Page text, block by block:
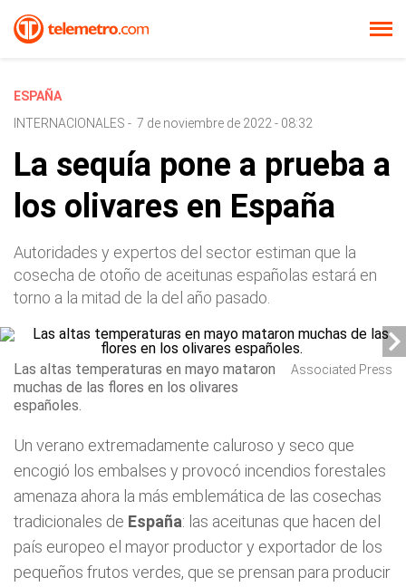
ESPAÑA
INTERNACIONALES - 7 de noviembre de 2022 - 08:32
La sequía pone a prueba a
los olivares en España
Autoridades y expertos del sector estiman que la
cosecha de otoño de aceitunas españolas estará en
torno a la mitad de la del año pasado.
Las altas temperaturas en mayo mataron
muchas de las flores en los olivares
españoles.
Associated Press
Un verano extremadamente caluroso y seco que
encogió los embalses y provocó incendios forestales
amenaza ahora la más emblemática de las cosechas
tradicionales de España: las aceitunas que hacen del
país europeo el mayor productor y exportador de los
pequeños frutos verdes, que se prensan para producir